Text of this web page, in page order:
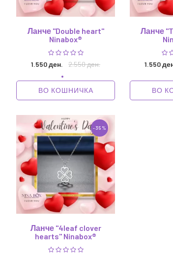
Ланче "Double heart"
Ninabox®
1.550 ден. 2.550 ден.
ВО КОШНИЧКА
Ланче
1.550
ВО
-35%
Ланче "4leaf clover
hearts" Ninabox®